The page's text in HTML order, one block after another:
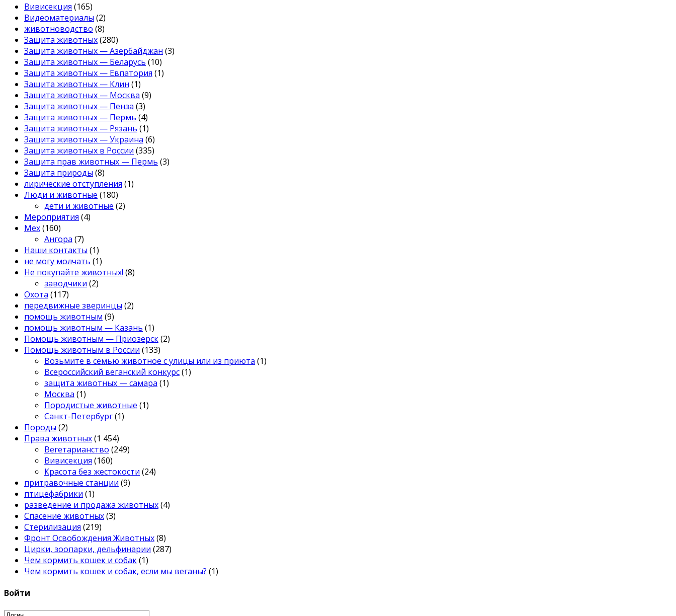
Вивисекция (165)
Видеоматериалы (2)
животноводство (8)
Защита животных(280)
Защита животных — Азербайджан (3)
Защита животных — Беларусь (10)
Защита животных — Евпатория (1)
Защита животных — Клин (1)
Защита животных — Москва (9)
Защита животных — Пенза (3)
Защита животных — Пермь (4)
Защита животных — Рязань (1)
Защита животных — Украина (6)
Защита животных в России (335)
Защита прав животных — Пермь (3)
Защита природы (8)
лирические отступления (1)
Люди и животные (180)
дети и животные (2)
Мероприятия (4)
Мех(160)
Ангора (7)
Наши контакты (1)
не могу молчать (1)
Не покупайте животных! (8)
заводчики (2)
Охота (117)
передвижные зверинцы (2)
помощь животным (9)
помощь животным — Казань (1)
Помощь животным — Приозерск(2)
Помощь животным в России (133)
Возьмите в семью животное с улицы или из приюта (1)
Всероссийский веганский конкурс(1)
защита животных — самара (1)
Москва (1)
Породистые животные (1)
Санкт-Петербург(1)
Породы (2)
Права животных(1 454)
Вегетарианство (249)
Вивисекция (160)
Красота без жестокости (24)
притравочные станции (9)
птицефабрики (1)
разведение и продажа животных(4)
Спасение животных(3)
Стерилизация (219)
Фронт Освобождения Животных(8)
Цирки, зоопарки, дельфинарии (287)
Чем кормить кошек и собак(1)
Чем кормить кошек и собак, если мы веганы? (1)
Войти